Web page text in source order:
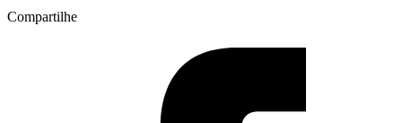
Compartilhe